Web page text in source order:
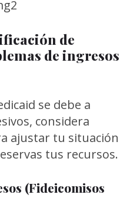
de
de ingresos
se debe a
considera
ajustar tu situación
tus recursos.
(Fideicomisos